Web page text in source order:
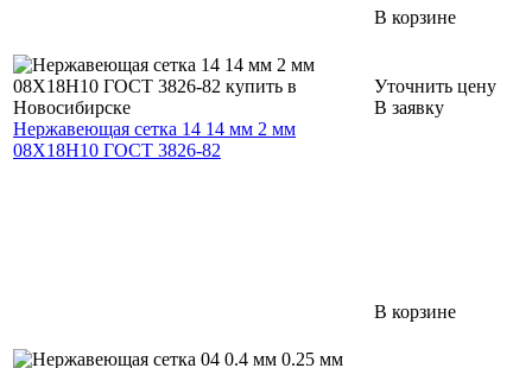
В корзине
Нержавеющая сетка 14 14 мм 2 мм
08Х18Н10 ГОСТ 3826-82
Уточнить цену
В заявку
В корзине